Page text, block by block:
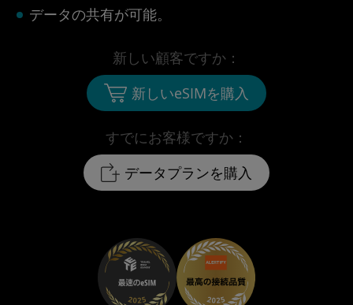
データの共有が可能。
すでにお客様ですか：
データプランを購入
新しい顧客ですか：
新しいeSIMを購入